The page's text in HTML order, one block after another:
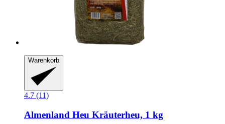
Warenkorb
4.7 (11)
Almenland Heu Kräuterheu, 1 kg